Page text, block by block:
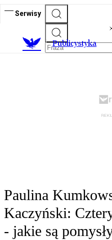
Serwisy
Publicystyka
Paulina
Kaczyński:
- jakie są